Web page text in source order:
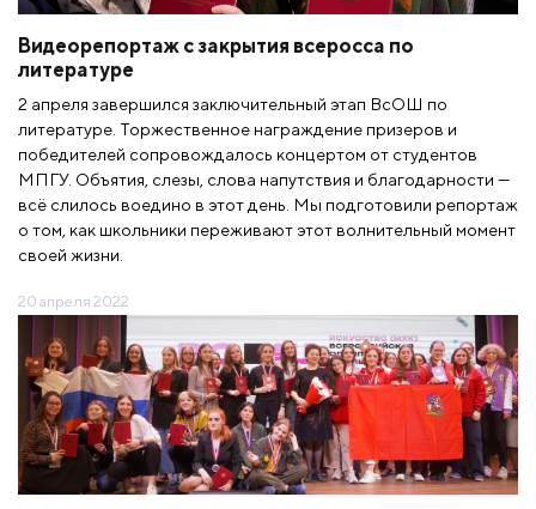
Видеорепортаж с закрытия всеросса по
литературе
2 апреля завершился заключительный этап ВсОШ по
литературе. Торжественное награждение призеров и
победителей сопровождалось концертом от студентов
МПГУ. Объятия, слезы, слова напутствия и благодарности —
всё слилось воедино в этот день. Мы подготовили репортаж
о том, как школьники переживают этот волнительный момент
своей жизни.
20 апреля 2022